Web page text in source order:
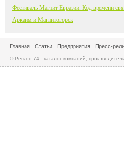
Фестиваль Магнит Евразии. Код времени
Аркаим и Магнитогорск
Главная Статьи Предприятия Пресс-
© Регион 74 - каталог компаний,